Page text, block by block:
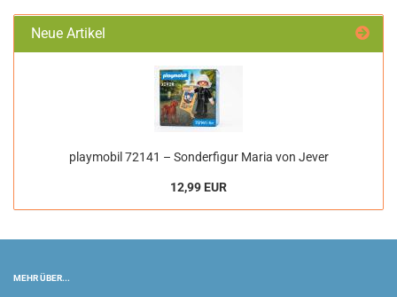
Neue Artikel
playmobil 72141 – Sonderfigur Maria von Jever
12,99 EUR
MEHR ÜBER...